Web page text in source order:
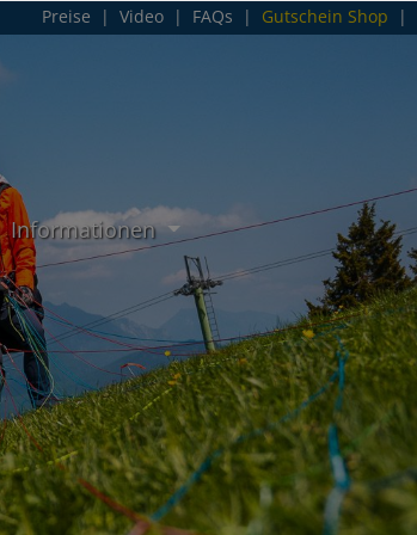
Preise | Video | FAQs | Gutschein Shop |
Informationen